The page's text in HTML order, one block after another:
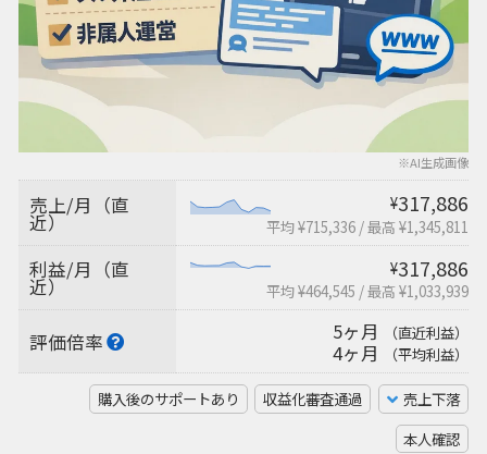
※AI生成画像
売上/月（直
近）
¥317,886
平均 ¥715,336/最高 ¥1,345,811
利益/月（直
近）
¥317,886
平均 ¥464,545 /最高 ¥1,033,939
評価倍率 5ヶ月 （直近利益）
4ヶ月 （平均利益）
購入後のサポートあり 収益化審査通過
売上下落
本人確認